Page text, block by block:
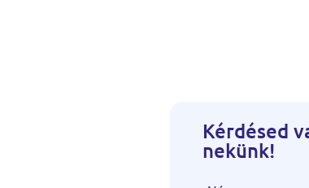
Kérdésed
nekünk!